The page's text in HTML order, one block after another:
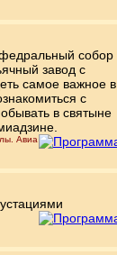
собор
завод с
самое важное в
с
в святыне
Авиа